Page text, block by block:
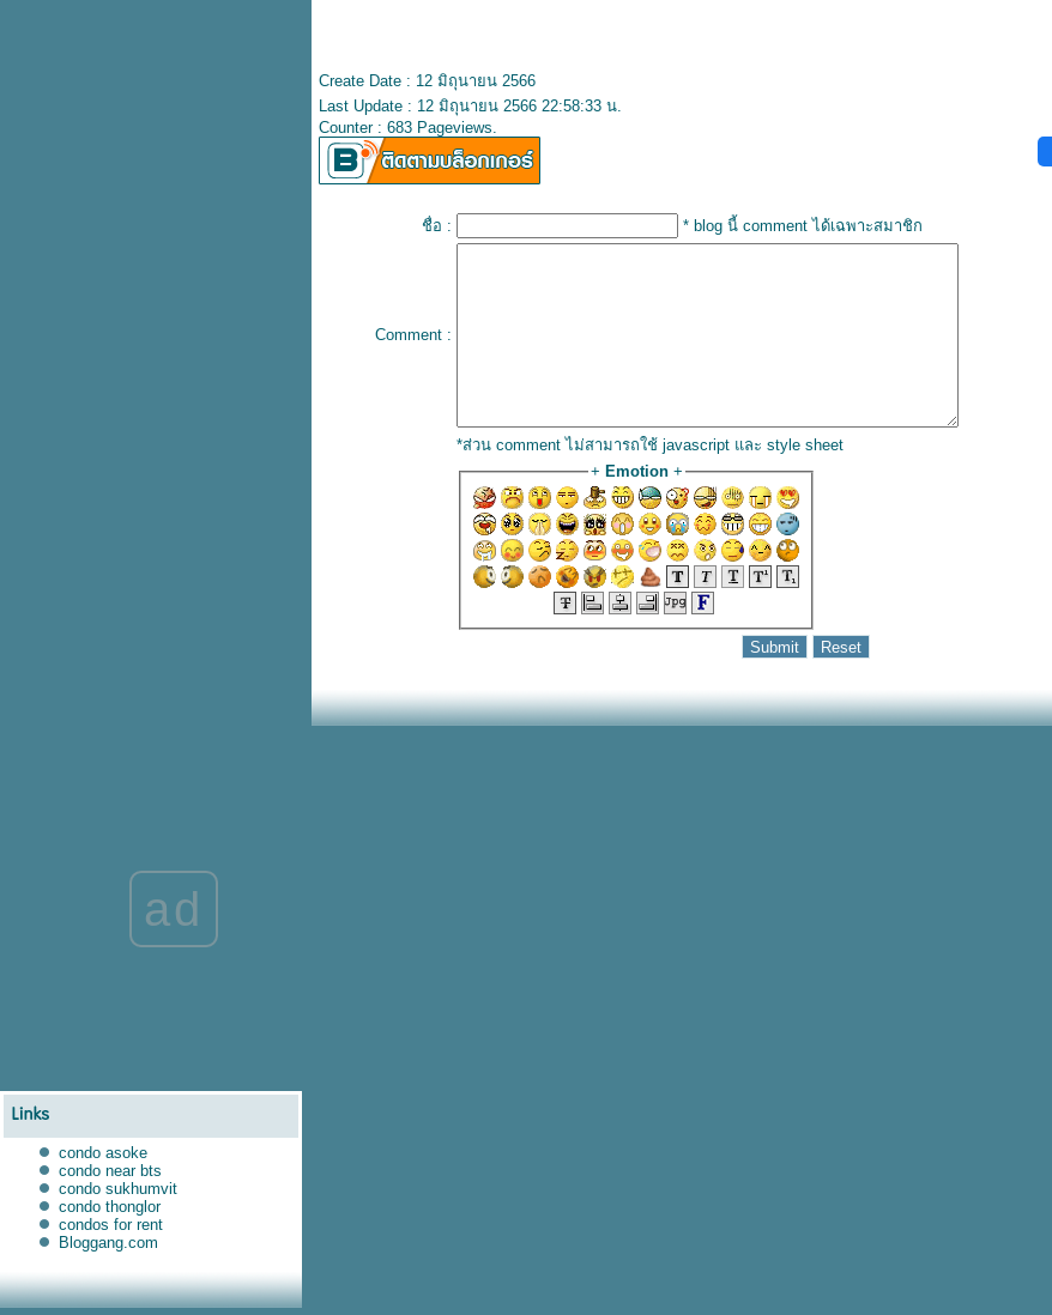
นะนำ 5 กองทุนรวมที่น่าสนใจ ตัว
ไหนผลงานดี น่าลงทุน ปี 2022
ชี้ข้อดีของการสมัคร บัตรเดบิต พ่วง
ืทำไมถึงต้องทำประกันชีวิตออม
ทรัพย์สำหรับผู้สูงอายุ
dca การลงทุนที่ไม่ต้องสนใจสภาพ
ตลาด เหมาะกับใครบ้าง ข้อดีข้อ
เสียเป็นอย่างไร
สุขภาพแบบไหนดี ที่นี่มีคำตอบ
Create Date : 12 มิถุนายน 2566
Last Update : 12 มิถุนายน 2566 22:58:33 น.
Counter : 683 Pageviews.
ชื่อ : * blog นี้ comment ได้เฉพาะสมาชิก
Comment :
*ส่วน comment ไม่สามารถใช้ javascript และ style sheet
+ Emotion+
ad
condo asoke
condo near bts
condo sukhumvit
condo thonglor
condos for rent
Bloggang.com